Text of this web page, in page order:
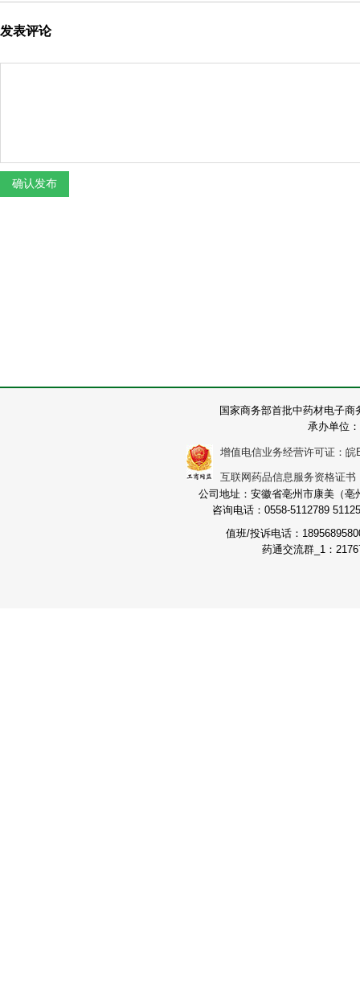
发表评论
国家商务部首批中药材电子
承办单位
增值电信业务经营许可证：皖
互联网药品信息服务资格证
公司地址：安徽省亳州市康美（
咨询电话：0558-5112789
值班/投诉电话：
药通交流群_1：